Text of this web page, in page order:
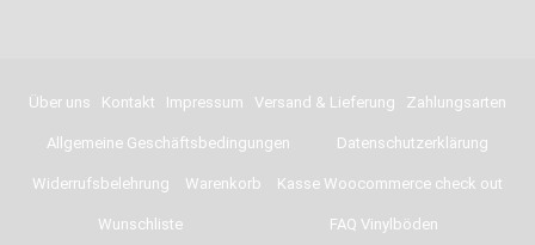
Über uns Kontakt Impressum Versand & Lieferung Zahlungsarten
Allgemeine Geschäftsbedingungen Datenschutzerklärung
Widerrufsbelehrung Warenkorb Kasse Woocommerce check out
Wunschliste FAQ Vinylböden